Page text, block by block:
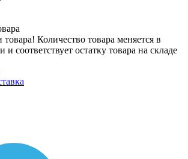
товара! Количество товара меняется в
соответствует остатку товара на складе